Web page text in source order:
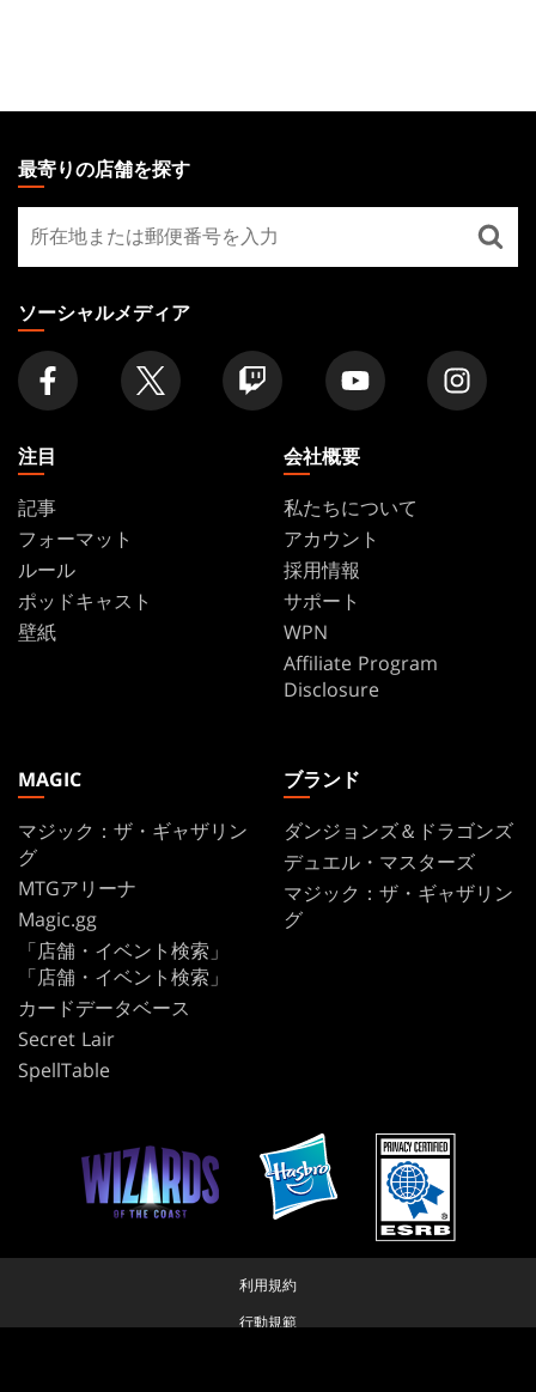
THE
GATHERING
FOOTER
最寄りの店舗を探す
寄
り
の
店
舗
を
探
ソーシャルメディア
注目
記事
フォーマット
ルール
ポッドキャスト
壁紙
会社概要
私たちについて
アカウント
採用情報
サポート
WPN
Affiliate Program
Disclosure
MAGIC
マジック：ザ・ギャザリン
グ
MTGアリーナ
Magic.gg
「店舗・イベント検索」
「店舗・イベント検索」
カードデータベース
Secret Lair
SpellTable
ブランド
ダンジョンズ＆ドラゴンズ
デュエル・マスターズ
マジック：ザ・ギャザリン
グ
利用規約
行動規範